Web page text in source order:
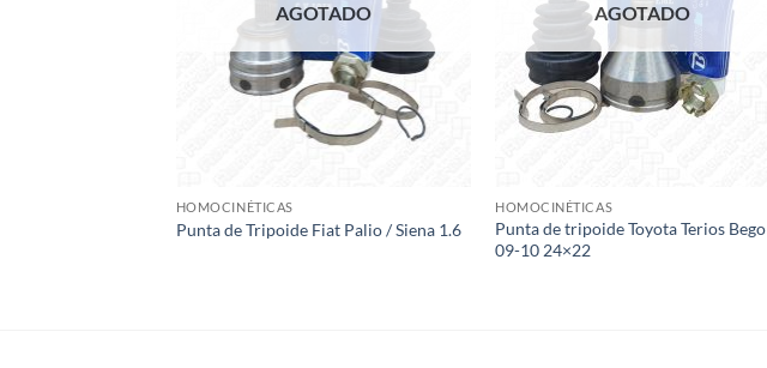
AGOTADO
HOMOCINÉTICAS
Punta de Tripoide Fiat Palio / Siena 1.6
AGOTADO
HOMOCINÉTICAS
Punta de tripoide Toyota Terios Bego
09-10 24×22